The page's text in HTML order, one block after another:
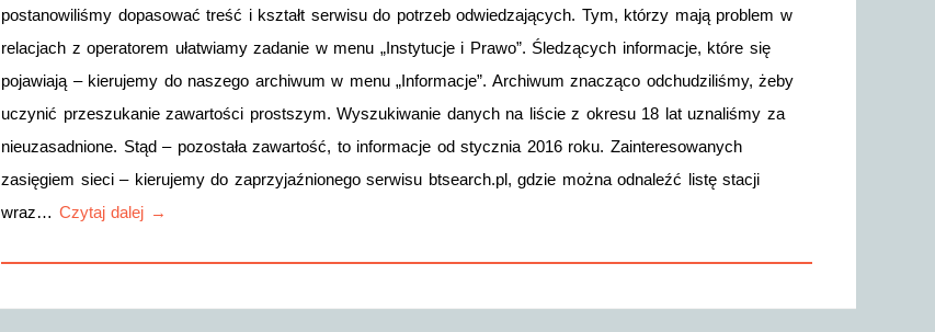
postanowiliśmy dopasować treść i kształt serwisu do potrzeb odwiedzających. Tym, którzy mają problem w
relacjach z operatorem ułatwiamy zadanie w menu „Instytucje i Prawo”. Śledzących informacje, które się
pojawiają – kierujemy do naszego archiwum w menu „Informacje”. Archiwum znacząco odchudziliśmy, żeby
uczynić przeszukanie zawartości prostszym. Wyszukiwanie danych na liście z okresu 18 lat uznaliśmy za
nieuzasadnione. Stąd – pozostała zawartość, to informacje od stycznia 2016 roku. Zainteresowanych
zasięgiem sieci – kierujemy do zaprzyjaźnionego serwisu btsearch.pl, gdzie można odnaleźć listę stacji
wraz… Czytaj dalej →